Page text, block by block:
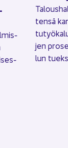
ten­sä
jen
lun